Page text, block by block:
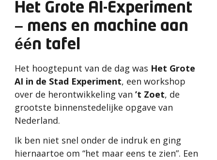
Het Grote AI-Experiment
– mens en machine aan
één tafel
Het hoogtepunt van de dag was Het Grote
AI in de Stad Experiment, een workshop
over de herontwikkeling van ’t Zoet, de
grootste binnenstedelijke opgave van
Nederland.
Ik ben niet snel onder de indruk en ging
hiernaartoe om “het maar eens te zien”. Een